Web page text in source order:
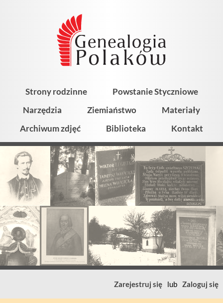
Strony rodzinne
Powstanie Styczniowe
Narzędzia
Ziemiaństwo
Materiały
Archiwum zdjęć
Biblioteka Kontakt
Zarejestruj się lub Zaloguj się